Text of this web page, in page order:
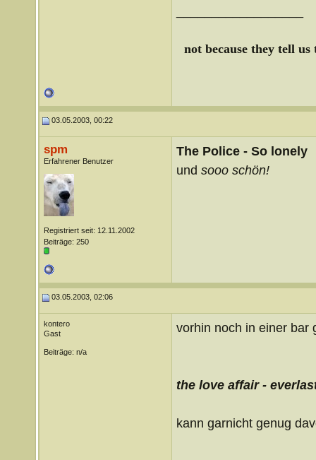
not because they tell
03.05.2003, 00:22
spm
Erfahrener Benutzer
Registriert seit: 12.11.2002
Beiträge: 250
The Police - So lonely
und sooo schön!
03.05.2003, 02:06
kontero
Gast
Beiträge: n/a
vorhin noch in einer bar
the love affair -
kann garnicht genug